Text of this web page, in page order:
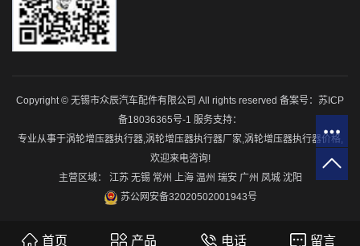
Copyright © 无锡市众辰汽车配件有限公司 All rights reserved 备案号： 苏ICP
备18036365号-1 服务支持：
专业从事于涡轮增压器执行器,涡轮增压器执行器厂家,涡轮增压器执行器价格,
欢迎来电咨询!
主营区域： 江苏 无锡 常州 上海 温州 瑞安 广州 凤城 沈阳
苏公网安备32020502001943号
首页 产品 电话 留言